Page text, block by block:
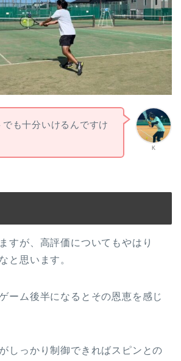
K
も十分いけるんですけ
すが、高評価についてもやはり
と思います。
ーム後半になるとその恩恵を感じ
しっかり制御できればスピンとの